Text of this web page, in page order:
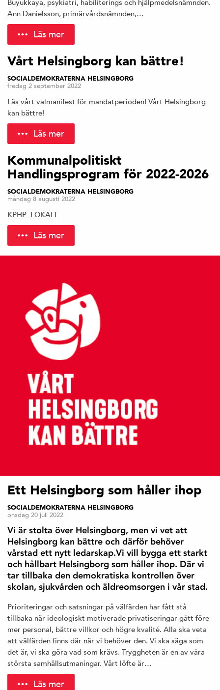
Buyukkaya, psykiatri, habiliterings och hjälpmedelsnämnden.
Ann Danielsson, primärvårdsnämnden,…
Läs mer
Vårt Helsingborg kan bättre!
SOCIALDEMOKRATERNA HELSINGBORG
fredag 2 september 2022
Läs vårt valmanifest för mandatperioden! Vårt Helsingborg
kan bättre!
Läs mer
Kommunalpolitiskt
Handlingsprogram för 2022-2026
SOCIALDEMOKRATERNA HELSINGBORG
måndag 8 augusti 2022
KPHP_LOKALT
Läs mer
Ett Helsingborg som håller ihop
SOCIALDEMOKRATERNA HELSINGBORG
onsdag 20 juli 2022
Vi är stolta över Helsingborg, men vi vet att
Helsingborg kan bättre och därför behöver
vårstad ett nytt ledarskap.Vi vill bygga ett starkt
och hållbart Helsingborg som håller ihop. Där vi
tar tillbaka den demokratiska kontrollen över
skolan, sjukvården och äldreomsorgen i vår stad.
Prioriteringar och satsningar på välfärden har fått stå
tillbaka när ideologiskt motiverade privatiseringar gått före
mer personal, bättre villkor och högre kvalité. Alla ska veta
att välfärden finns där när vi behöver den. Vi ska säga som
det är, vi ska göra vad som krävs. Tryggheten är en av våra
största samhällsutmaningar. Vårt löfte är…
Läs mer